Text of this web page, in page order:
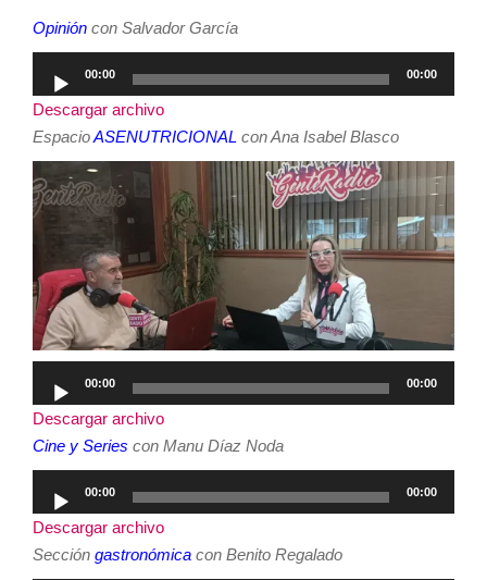
Opinión con Salvador García
de
audio
00:00 00:00
Descargar archivo
EspacioASENUTRICIONAL con Ana Isabel Blasco
de
audio
00:00 00:00
Descargar archivo
Cine y Series con Manu Díaz Noda
de
audio
00:00 00:00
Descargar archivo
Sección gastronómica con Benito Regalado